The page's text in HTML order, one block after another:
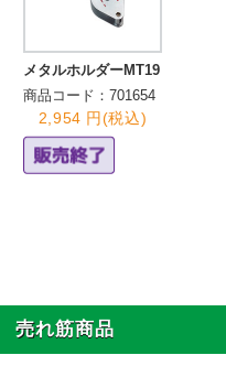
メタルホルダーMT19
商品コード：701654
2,954 円(税込)
売れ筋商品